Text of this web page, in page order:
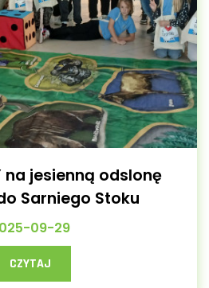
na jesienną odsIonę
Sarniego Stoku
09-29
CZYTAJ